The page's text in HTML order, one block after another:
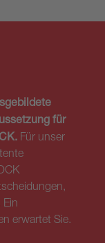
für
Für unser
erwartet Sie.